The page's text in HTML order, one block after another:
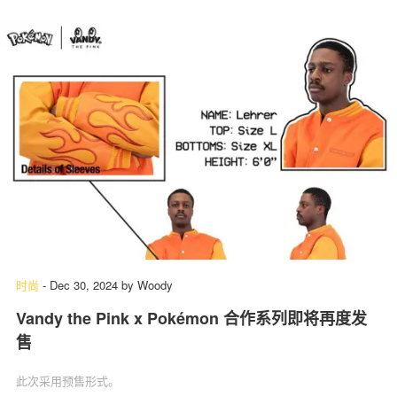
时尚 - Dec 30, 2024 by Woody
Vandy the Pink x Pokémon 合作系列即将再度发
售
此次采用预售形式。